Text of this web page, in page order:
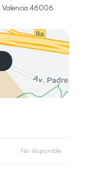
Valencia 46006
No disponible